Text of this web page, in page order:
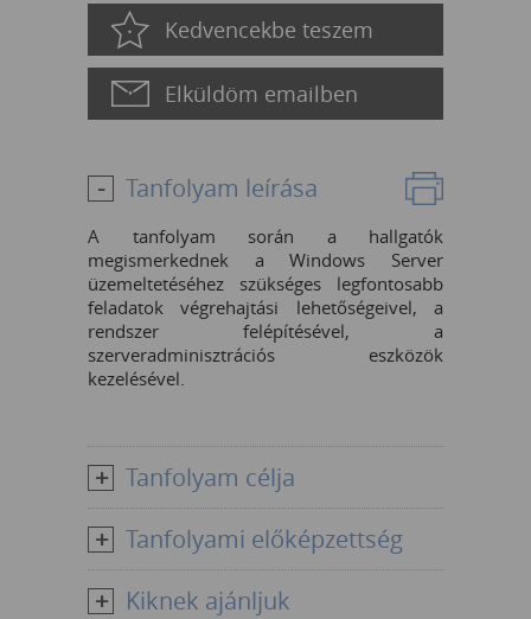
Kedvencekbe teszem
Elküldöm emailben
Tanfolyam leírása
A tanfolyam során a hallgatók
megismerkednek a Windows Server
üzemeltetéséhez szükséges legfontosabb
feladatok végrehajtási lehetőségeivel, a
rendszer felépítésével, a
szerveradminisztrációs eszközök
kezelésével.
Tanfolyam célja
Tanfolyami előképzettség
Kiknek ajánljuk